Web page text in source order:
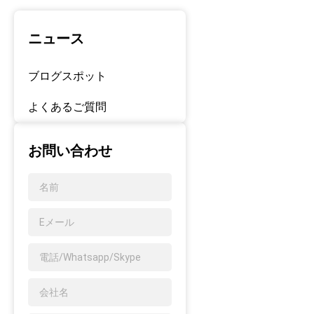
ニュース
ブログスポット
よくあるご質問
お問い合わせ